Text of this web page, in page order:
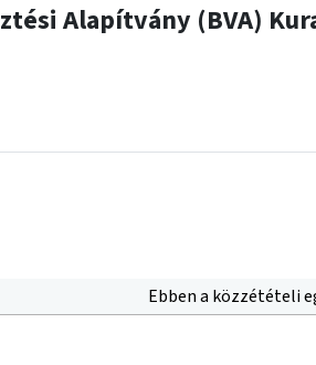
Alapítvány (BVA)
Ebben a közzétételi